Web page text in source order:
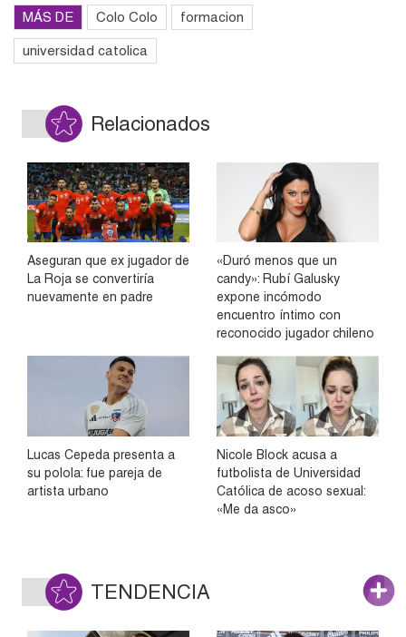
MÁS DE Colo Colo formacion
universidad catolica
Relacionados
Aseguran que ex jugador de
La Roja se convertiría
nuevamente en padre
«Duró menos que un
candy»: Rubí Galusky
expone incómodo
encuentro íntimo con
reconocido jugador chileno
Lucas Cepeda presenta a
su polola: fue pareja de
artista urbano
Nicole Block acusa a
futbolista de Universidad
Católica de acoso sexual:
«Me da asco»
TENDENCIA